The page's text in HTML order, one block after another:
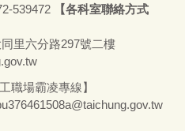
539472
【各科室聯絡方式
里六分路297號二樓
職場霸凌專線】